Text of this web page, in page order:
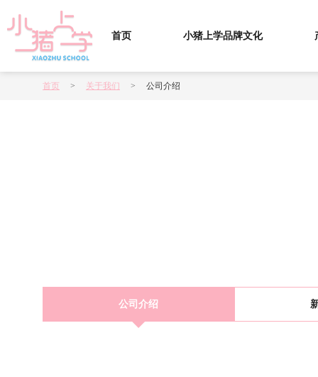
首页 小猪上学品牌文化
首页 > 关于我们 > 公司介绍
公司介绍